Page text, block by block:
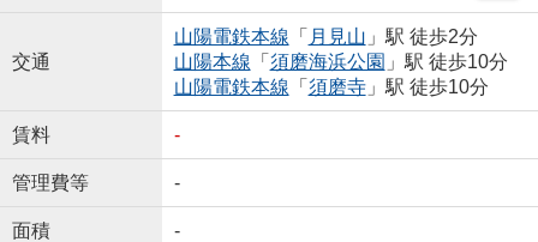
交通
山陽電鉄本線 「 月見山 」駅 徒歩2分
山陽本線 「 須磨海浜公園 」駅 徒歩10分
山陽電鉄本線 「 須磨寺」駅 徒歩10分
賃料 -
管理費等 -
面積 -